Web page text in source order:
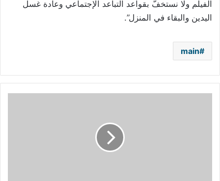
الفيلم ولا نستخفّ بقواعد التباعد الإجتماعي وعادة غسل
اليدين والبقاء في المنزل”.
main